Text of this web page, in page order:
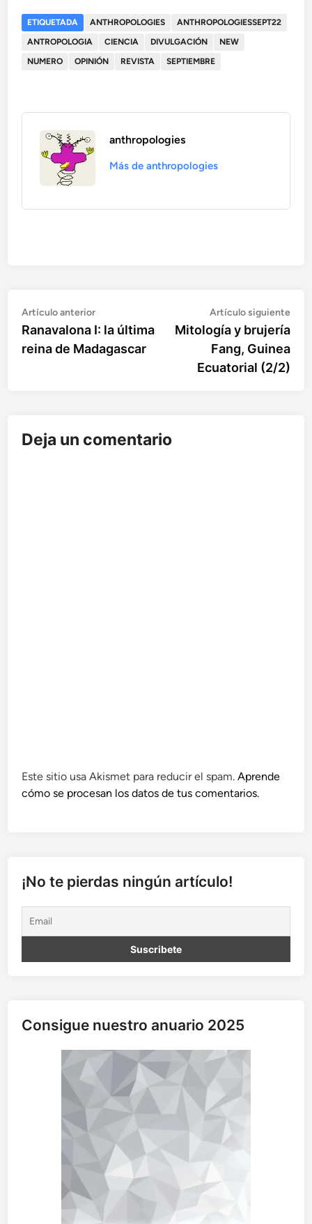
ETIQUETADA ANTHROPOLOGIES
ANTHROPOLOGIESSEPT22
ANTROPOLOGIA
CIENCIA DIVULGACIÓN
NEW
NUMERO
OPINIÓN REVISTA SEPTIEMBRE
anthropologies
Más de anthropologies
Navegación
de
Artículo anteriorArtículo
anterior:
Ranavalona I: la última
reina de Madagascar
Artículo siguiente
Mitología y brujería
Fang, Guinea
Ecuatorial (2/2)
Deja un comentario
Este sitio usa Akismet para reducir el spam.Aprende
cómo se procesan los datos de tus comentarios.
¡No te pierdas ningún artículo!
Consigue nuestro anuario 2025